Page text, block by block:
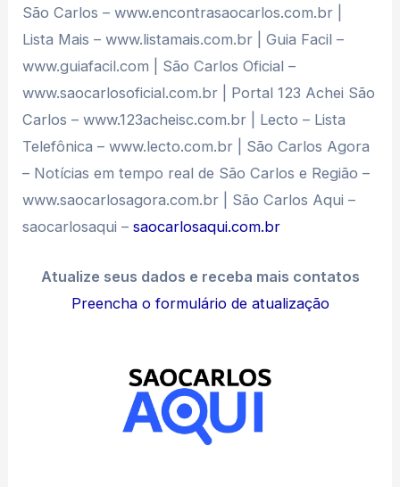
São Carlos – www.encontrasaocarlos.com.br |
Lista Mais – www.listamais.com.br | Guia Facil –
www.guiafacil.com | São Carlos Oficial –
www.saocarlosoficial.com.br | Portal 123 Achei São
Carlos – www.123acheisc.com.br | Lecto – Lista
Telefônica – www.lecto.com.br | São Carlos Agora
– Notícias em tempo real de São Carlos e Região –
www.saocarlosagora.com.br | São Carlos Aqui –
saocarlosaqui –saocarlosaqui.com.br
Atualize seus dados e receba mais contatos
Preencha o formulário de atualização